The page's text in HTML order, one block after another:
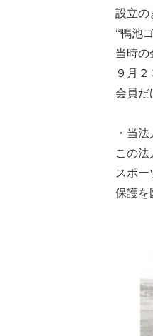
設立の
“鴨池
当時の
９月
会員だ
・当
この
スポ
保護を